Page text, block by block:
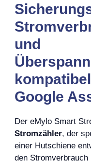
und
Google
Der eMylo Smart
Stromzähler, der
einer Hutschiene
den